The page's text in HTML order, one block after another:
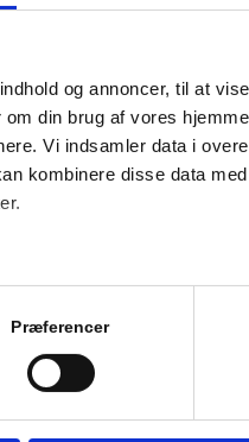
og annoncer, til at
din brug af vores
Vi indsamler data i
kombinere disse data
Præferencer